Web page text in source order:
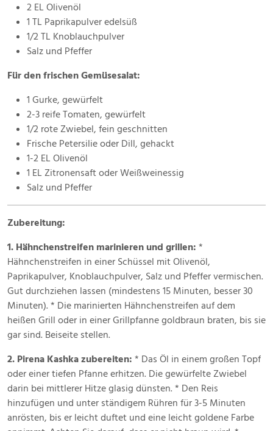
2 EL Olivenöl
1 TL Paprikapulver edelsüß
1/2 TL Knoblauchpulver
Salz und Pfeffer
Für den frischen Gemüsesalat:
1 Gurke, gewürfelt
2-3 reife Tomaten, gewürfelt
1/2 rote Zwiebel, fein geschnitten
Frische Petersilie oder Dill, gehackt
1-2 EL Olivenöl
1 EL Zitronensaft oder Weißweinessig
Salz und Pfeffer
Zubereitung:
1. Hähnchenstreifen marinieren und grillen: *
Hähnchenstreifen in einer Schüssel mit Olivenöl,
Paprikapulver, Knoblauchpulver, Salz und Pfeffer vermischen.
Gut durchziehen lassen (mindestens 15 Minuten, besser 30
Minuten). * Die marinierten Hähnchenstreifen auf dem
heißen Grill oder in einer Grillpfanne goldbraun braten, bis sie
gar sind. Beiseite stellen.
2. Pirena Kashka zubereiten: * Das Öl in einem großen Topf
oder einer tiefen Pfanne erhitzen. Die gewürfelte Zwiebel
darin bei mittlerer Hitze glasig dünsten. * Den Reis
hinzufügen und unter ständigem Rühren für 3-5 Minuten
anrösten, bis er leicht duftet und eine leicht goldene Farbe